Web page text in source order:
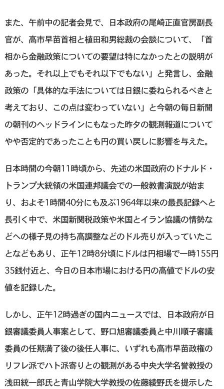
また、午前中の記者会見で、日本政府の尾崎正直官房副長
官が、高市早苗首相と植田和男総裁の会談について、「首
相から金融政策についての要望は特になかったとの説明が
あった。それ以上でもそれ以下でもない」と発言し、金融
政策の「具体的な手法については日銀に委ねられるべきと
考えており、この点は変わっていない」と今朝の毎日新聞
の朝刊のヘッドラインにもなった昨夕の観測報道について
やや否定的であったことも円の買い戻しに影響を与えた。
日本時間の今朝11時頃から、先述の米国政府のドナルド・
トランプ大統領の米国連邦議会での一般教書演説が始ま
り、およそ1時間40分にも及ぶ1964年以来の最長記録へと
長引く中で、米国新関税政策や米国とイラン協議の情勢な
どへの様子見の持ち高調整などのドル売りが入っていたこ
となどもあり、正午12時8分頃にドルは円相場で一時155円
35銭付近と、今日の日本市場における円の高値でドルの安
値を記録した。
しかし、正午12時過ぎの国内ニュースでは、日本政府が日
銀審議委員人事案として、野口旭審議委員と中川順子審議
委員の任期満了後の後任人事に、いずれも高市早苗政権の
リフレ派でハト派寄りとの観測がある中央大学名誉教授の
浅田統一郎氏と青山学院大学教授の佐藤綾野氏を提示した